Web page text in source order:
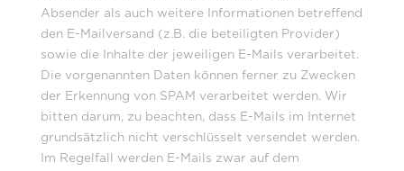
Absender als auch weitere Informationen betreffend
den E-Mailversand (z.B. die beteiligten Provider)
sowie die Inhalte der jeweiligen E-Mails verarbeitet.
Die vorgenannten Daten können ferner zu Zwecken
der Erkennung von SPAM verarbeitet werden. Wir
bitten darum, zu beachten, dass E-Mails im Internet
grundsätzlich nicht verschlüsselt versendet werden.
Im Regelfall werden E-Mails zwar auf dem